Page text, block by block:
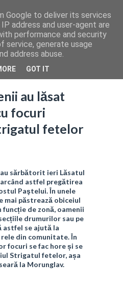
au lăsat
focuri
fetelor
sărbătorit ieri Lăsatul
astfel pregătirea
Paştelui. În unele
mai păstrează obiceiul
de zonă, oamenii
drumurilor sau pe
astfel se ajută la
din comunitate. În
focuri se fac hore și se
Strigatul fetelor, așa
la Morunglav.
Google to deliver its services
address and user-agent are
performance and security
service, generate usage
address abuse.
GOT IT